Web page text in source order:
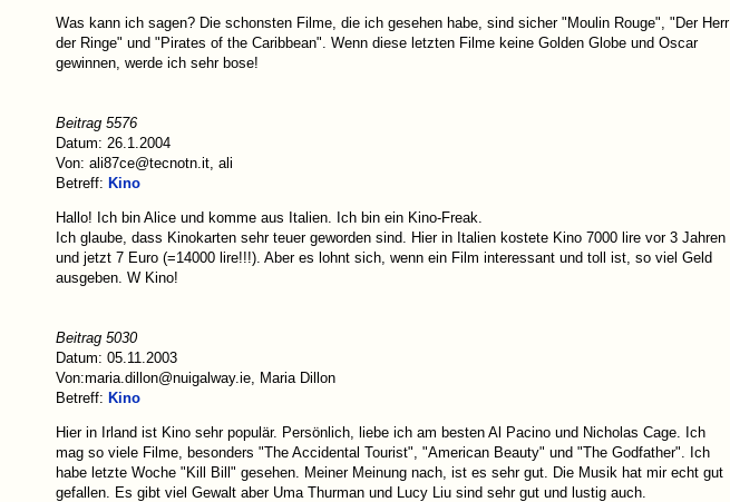
Was kann ich sagen? Die schonsten Filme, die ich gesehen habe, sind sicher "Moulin Rouge", "Der Herr
der Ringe" und "Pirates of the Caribbean". Wenn diese letzten Filme keine Golden Globe und Oscar
gewinnen, werde ich sehr bose!
Beitrag 5576
Datum: 26.1.2004
Von: ali87ce@tecnotn.it, ali
Betreff: Kino
Hallo! Ich bin Alice und komme aus Italien. Ich bin ein Kino-Freak.
Ich glaube, dass Kinokarten sehr teuer geworden sind. Hier in Italien kostete Kino 7000 lire vor 3 Jahren
und jetzt 7 Euro (=14000 lire!!!). Aber es lohnt sich, wenn ein Film interessant und toll ist, so viel Geld
ausgeben. W Kino!
Beitrag 5030
Datum: 05.11.2003
Von:maria.dillon@nuigalway.ie, Maria Dillon
Betreff: Kino
Hier in Irland ist Kino sehr populär. Persönlich, liebe ich am besten Al Pacino und Nicholas Cage. Ich
mag so viele Filme, besonders "The Accidental Tourist", "American Beauty" und "The Godfather". Ich
habe letzte Woche "Kill Bill" gesehen. Meiner Meinung nach, ist es sehr gut. Die Musik hat mir echt gut
gefallen. Es gibt viel Gewalt aber Uma Thurman und Lucy Liu sind sehr gut und lustig auch.